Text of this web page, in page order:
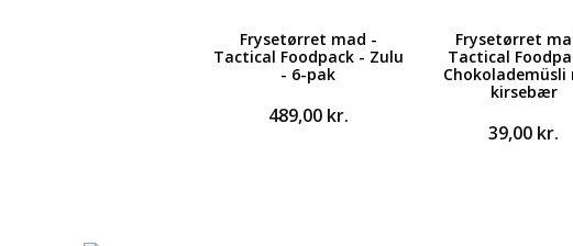
Frysetørret mad -
Tactical Foodpack - Zulu
- 6-pak
489,00 kr.
Frysetørret
Tactical
Chokolademüsli
kirsebær
39,00 kr.